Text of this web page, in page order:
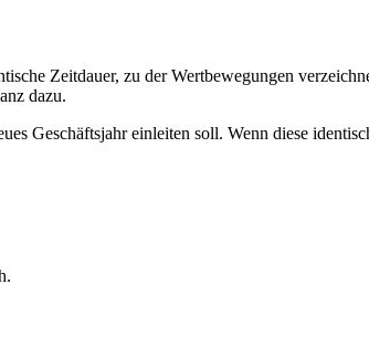
Zeitdauer, zu der Wertbewegungen
dazu.
Geschäftsjahr einleiten soll. Wenn diese